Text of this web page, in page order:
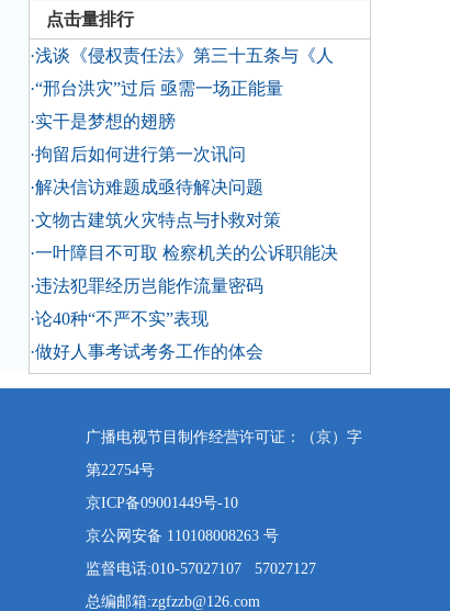
点击量排行
·浅谈《侵权责任法》第三十五条与《人
·“邢台洪灾”过后 亟需一场正能量
·实干是梦想的翅膀
·拘留后如何进行第一次讯问
·解决信访难题成亟待解决问题
·文物古建筑火灾特点与扑救对策
·一叶障目不可取 检察机关的公诉职能决
·违法犯罪经历岂能作流量密码
·论40种“不严不实”表现
·做好人事考试考务工作的体会
广播电视节目制作经营许可证：（京）字
第22754号
京ICP备09001449号-10
京公网安备 110108008263 号
监督电话:010-57027107 57027127
总编邮箱:zgfzzb@126.com